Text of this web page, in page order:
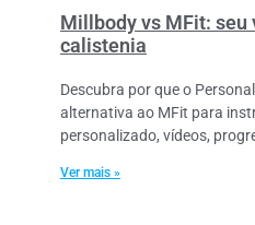
Millbody vs MFit: seu
calistenia
Descubra por que o
alternativa ao MFit para
personalizado, vídeos,
Ver mais »